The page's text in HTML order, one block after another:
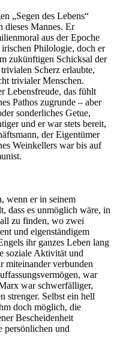
„Segen des Lebens“
dieses Mannes. Er
aus der Epoche
Philologie, doch er
zukünftigen Schicksal der
Scherz erlaubte,
trivialer Menschen.
Lebensfreude, das fühlt
Pathos zugrunde – aber
sonderliches Getue,
und er war stets bereit,
der Eigentümer
Weinkellers war bis auf
wenn er in seinem
dass es unmöglich wäre, in
zu finden, wo zwei
und eigenständigem
ihr ganzes Leben lang
soziale Aktivität und
miteinander verbunden
war
war schwerfälliger,
strenger. Selbst ein hell
doch möglich, die
Bescheidenheit
persönlichen und